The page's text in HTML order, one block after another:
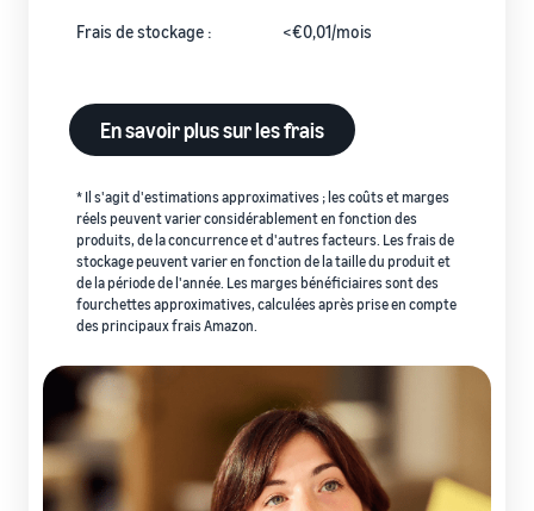
Frais de stockage : <€0,01/mois
En savoir plus sur les frais
* Il s'agit d'estimations approximatives ; les coûts et marges
réels peuvent varier considérablement en fonction des
produits, de la concurrence et d'autres facteurs. Les frais de
stockage peuvent varier en fonction de la taille du produit et
de la période de l'année. Les marges bénéficiaires sont des
fourchettes approximatives, calculées après prise en compte
des principaux frais Amazon.